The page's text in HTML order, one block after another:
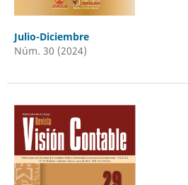
Julio-Diciembre
Núm. 30 (2024)